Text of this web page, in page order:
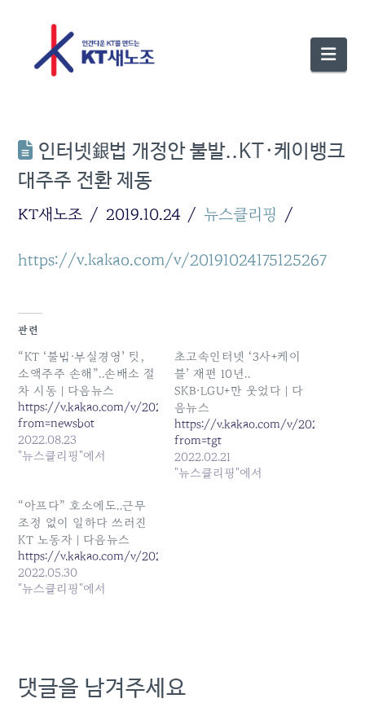
인터넷銀법 개정안 불발..KT·케이뱅크
대주주 전환 제동
KT새노조 2019.10.24 뉴스클리핑
https://v.kakao.com/v/20191024175125267
관련
“KT ‘불법·부실경영’ 탓,
소액주주 손해”..손배소 절
차 시동 | 다음뉴스
https://v.kakao.com/v/20220822172013167?
from=newsbot
2022.08.23
"뉴스클리핑"에서
초고속인터넷 ‘3사+케이
블’ 재편 10년..
SKB·LGU+만 웃었다 | 다
음뉴스
https://v.kakao.com/v/
from=tgt
2022.02.21
"뉴스클리핑"에서
“아프다” 호소에도..근무
조정 없이 일하다 쓰러진
KT 노동자 | 다음뉴스
https://v.kakao.com/v/20220530101808337
2022.05.30
"뉴스클리핑"에서
댓글을 남겨주세요